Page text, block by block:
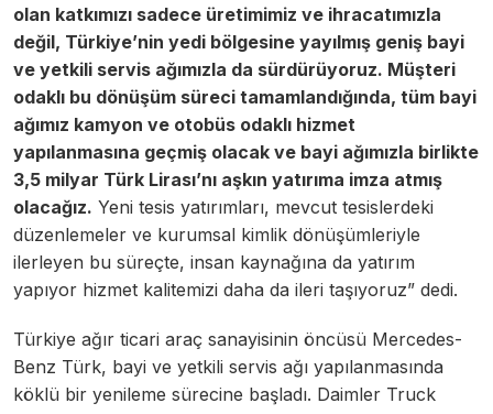
olan katkımızı sadece üretimimiz ve ihracatımızla
değil, Türkiye’nin yedi bölgesine yayılmış geniş bayi
ve yetkili servis ağımızla da sürdürüyoruz. Müşteri
odaklı bu dönüşüm süreci tamamlandığında, tüm bayi
ağımız kamyon ve otobüs odaklı hizmet
yapılanmasına geçmiş olacak ve bayi ağımızla birlikte
3,5 milyar Türk Lirası’nı aşkın yatırıma imza atmış
olacağız. Yeni tesis yatırımları, mevcut tesislerdeki
düzenlemeler ve kurumsal kimlik dönüşümleriyle
ilerleyen bu süreçte, insan kaynağına da yatırım
yapıyor hizmet kalitemizi daha da ileri taşıyoruz” dedi.
Türkiye ağır ticari araç sanayisinin öncüsü Mercedes-
Benz Türk, bayi ve yetkili servis ağı yapılanmasında
köklü bir yenileme sürecine başladı. Daimler Truck